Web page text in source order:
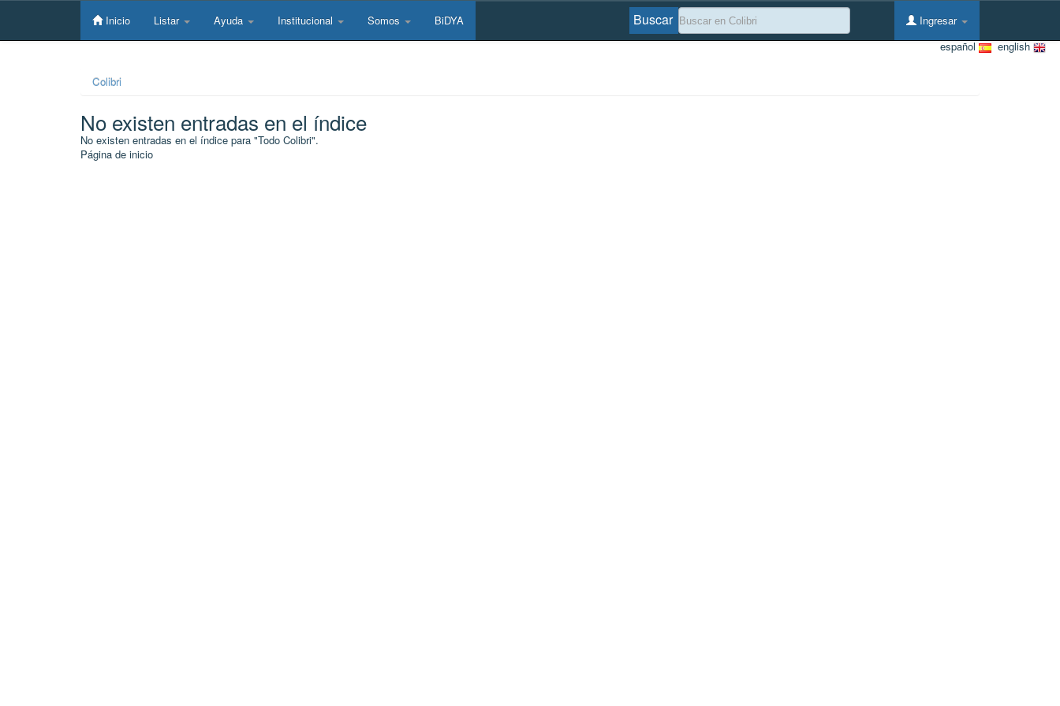
Skip
Inicio Listar Ayuda Institucional Somos BiDYA Ingresar
Buscar
english
español
Colibri
No existen entradas en el índice
No existen entradas en el índice para "Todo Colibri".
Página de inicio